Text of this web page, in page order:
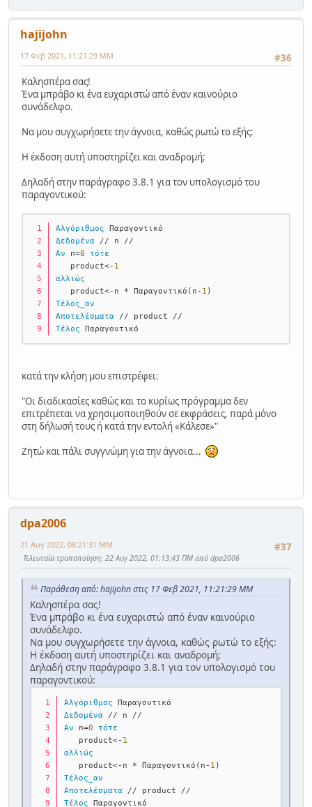
hajijohn
#36
17 Φεβ 2021, 11:21:29 ΜΜ
Καλησπέρα σας!
Ένα μπράβο κι ένα ευχαριστώ από έναν καινούριο
συνάδελφο.
Να μου συγχωρήσετε την άγνοια, καθώς ρωτώ το εξής:
Η έκδοση αυτή υποστηρίζει και αναδρομή;
Δηλαδή στην παράγραφο 3.8.1 για τον υπολογισμό του
παραγοντικού:
Αλγόριθμος Παραγοντικό
Δεδομένα // n //
Αν n=0
τότε
product<- 1
αλλιώς
product<-n * Παραγοντικό(n- 1 )
Τέλος_αν
Αποτελέσματα // product //
Τέλος Παραγοντικό
κατά την κλήση μου επιστρέφει:
"Οι διαδικασίες καθώς και το κυρίως πρόγραμμα δεν
επιτρέπεται να χρησιμοποιηθούν σε εκφράσεις, παρά μόνο
στη δήλωσή τους ή κατά την εντολή «Κάλεσε»"
Ζητώ και πάλι συγγνώμη για την άγνοια...
dpa2006
#37
21 Αυγ 2022, 08:21:31 ΜΜ
Τελευταία τροποποίηση: 22 Αυγ 2022, 01:13:43 ΠΜ από dpa2006
Παράθεση από: hajijohn στις 17 Φεβ 2021, 11:21:29 ΜΜ
Καλησπέρα σας!
Ένα μπράβο κι ένα ευχαριστώ από έναν καινούριο
συνάδελφο.
Να μου συγχωρήσετε την άγνοια, καθώς ρωτώ το εξής:
Η έκδοση αυτή υποστηρίζει και αναδρομή;
Δηλαδή στην παράγραφο 3.8.1 για τον υπολογισμό του
παραγοντικού:
Αλγόριθμος Παραγοντικό
Δεδομένα // n //
Αν n=0 τότε
product<- 1
αλλιώς
product<-n * Παραγοντικό(n- 1 )
Τέλος_αν
Αποτελέσματα // product //
Τέλος Παραγοντικό